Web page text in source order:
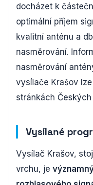
docházet k
optimální příjem
kvalitní anténu a
nasměrování.
nasměrování
vysílače Krašov
stránkách
Vysílané
Vysílač Krašov,
vrchu, je